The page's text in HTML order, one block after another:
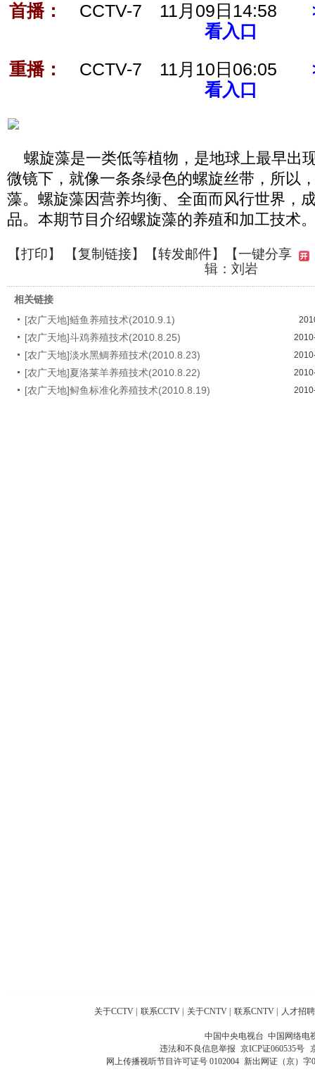
首播： CCTV-7 11月09日14:58
看入口
重播：
CCTV-7 11月10日06:05
看入口
螺旋藻是一类低等植物，是地球上最早出
微镜下，就像一条条绿色的螺旋丝带，所以
藻。螺旋藻因营养均衡、全面而风行世界，
品。本期节目介绍螺旋藻的养殖和加工技术
【打印】 【复制链接】【转发邮件】
【一键分享
辑：刘岩
相关链接
[农广天地]鲢鱼养殖技术(2010.9.1)
[农广天地]斗鸡养殖技术(2010.8.25)
[农广天地]淡水黑鲷养殖技术(2010.8.23)
[农广天地]夏洛莱羊养殖技术(2010.8.22)
[农广天地]鲟鱼标准化养殖技术(2010.8.19)
关于CCTV 联系CCTV 关于CNTV 联系CNTV 人才招聘
中国中央电视台 中国网络电
违法和不良信息举报 京ICP证060535号
网上传播视听节目许可证号 0102004 新出网证（京）